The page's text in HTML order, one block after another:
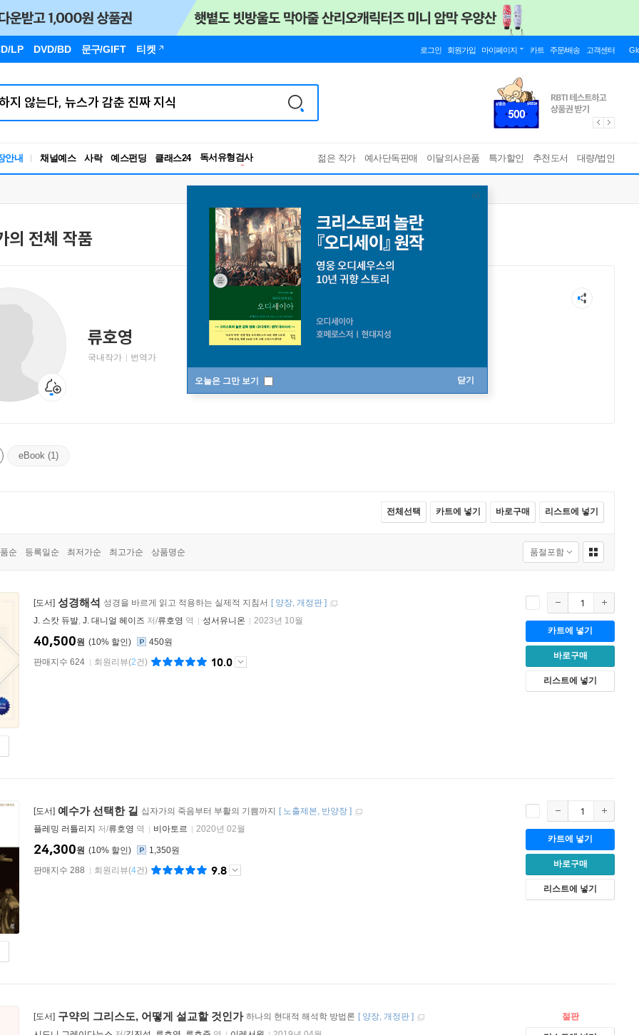
LP DVD/BD 문구/GIFT 티켓 로그인 회원가입 마이페이지 카트 주문/배송 고객센터
안내 채널예스 사락 예스펀딩 클래스24
RBTI Lab
독서유형검사
젊은 작가 예사단독판매 이달의사은품 특가할인 추천도서 대량/법인
오늘은 그만 보기 닫기
의 전체 작품
류호영
국내작가 번역가
eBook (1)
전체선택 카트에 넣기 바로구매 리스트에 넣기
순 등록일순 최저가순 최고가순 상품명순
[도서] 성경해석 성경을 바르게 읽고 적용하는 실제적 지침서 [ 양장 개정판 ]
J. 스캇 듀발, J. 대니얼 헤이즈 저/류호영 역 성서유니온 2023년 10월
10%
40,500원
450원
판매지수 624
회원리뷰(2건) 10.0
카트에 넣기
바로구매
리스트에 넣기
[도서] 예수가 선택한 길 십자가의 죽음부터 부활의 기쁨까지 [ 노출제본 반양장 ]
플레밍 러틀리지 저/류호영 역 비아토르 2020년 02월
10%
24,300원
1,350원
판매지수 288
회원리뷰(4건) 9.8
카트에 넣기
바로구매
리스트에 넣기
[도서] 구약의 그리스도, 어떻게 설교할 것인가 하나의 현대적 해석학 방법론 [ 양장 개정판 ]
절판